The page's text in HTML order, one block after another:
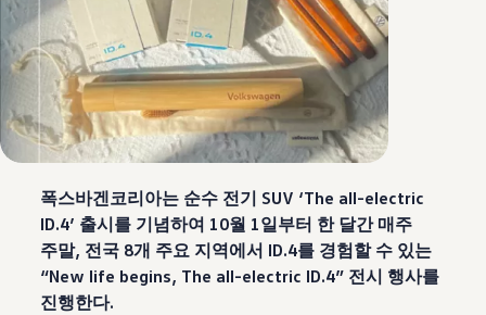
폭스바겐코리아는 순수 전기 SUV ‘The all-electric
ID.4’ 출시를 기념하여 10월 1일부터 한 달간 매주
주말, 전국 8개 주요 지역에서 ID.4를 경험할 수 있는
“New life begins, The all-electric ID.4” 전시 행사를
진행한다.